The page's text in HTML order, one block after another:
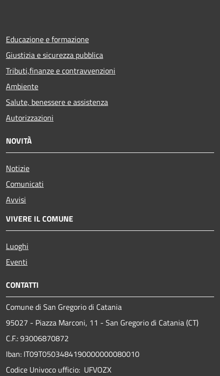
Educazione e formazione
Giustizia e sicurezza pubblica
Tributi,finanze e contravvenzioni
Ambiente
Salute, benessere e assistenza
Autorizzazioni
NOVITÀ
Notizie
Comunicati
Avvisi
VIVERE IL COMUNE
Luoghi
Eventi
CONTATTI
Comune di San Gregorio di Catania
95027 - Piazza Marconi, 11 - San Gregorio di Catania (CT)
C.F.: 93006870872
Iban: IT09T0503484190000000080010
Codice Univoco ufficio: UFVOZX